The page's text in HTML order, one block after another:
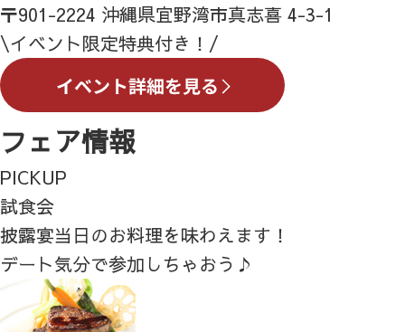
〒901-2224 沖縄県宜野湾市真志喜 4-3-1
\イベント限定特典付き！/
フェア情報
PICKUP
試食会
披露宴当日のお料理を味わえます！
デート気分で参加しちゃおう♪